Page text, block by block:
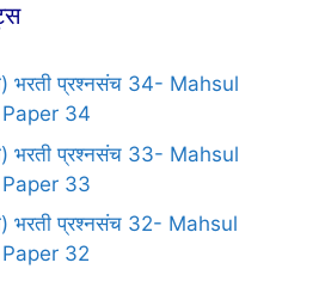
भरती प्रश्नसंच 34- Mahsul
34
भरती प्रश्नसंच 33- Mahsul
33
भरती प्रश्नसंच 32- Mahsul
32